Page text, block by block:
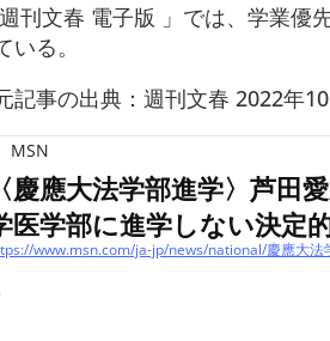
週刊文春 電子版 」では、学業
いる。
元記事の出典：週刊文春 2022年
MSN
〈慶應大法学部進学〉芦田
医学部に進学しない決定